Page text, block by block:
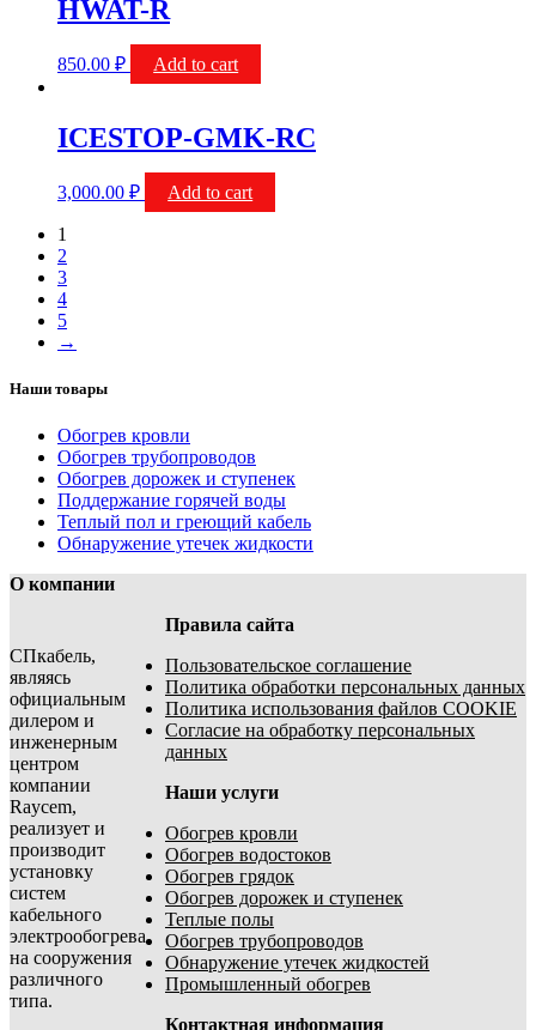
HWAT-R
850.00 ₽ Add to cart
ICESTOP-GMK-RC
3,000.00 ₽ Add to cart
1
2
3
4
5
→
Наши товары
Обогрев кровли
Обогрев трубопроводов
Обогрев дорожек и ступенек
Поддержание горячей воды
Теплый пол и греющий кабель
Обнаружение утечек жидкости
О компании
СПкабель,
являясь
официальным
дилером и
инженерным
центром
компании
Raycem,
реализует и
производит
установку
систем
кабельного
электрообогрева
на сооружения
различного
типа.
Правила сайта
Пользовательское соглашение
Политика обработки персональных данных
Политика использования файлов COOKIE
Согласие на обработку персональных
данных
Наши услуги
Обогрев кровли
Обогрев водостоков
Обогрев грядок
Обогрев дорожек и ступенек
Теплые полы
Обогрев трубопроводов
Обнаружение утечек жидкостей
Промышленный обогрев
Контактная информация